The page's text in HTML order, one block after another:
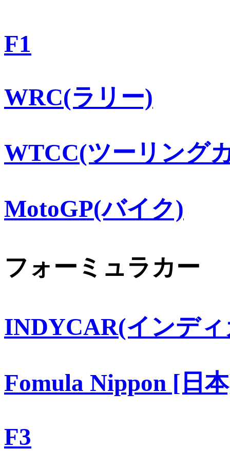
F1
WRC(ラリー)
WTCC(ツーリング
MotoGP(バイク)
フォーミュラカー
INDYCAR(インデ
Fomula Nippon [日
F3